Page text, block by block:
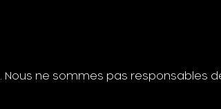
ne sommes pas